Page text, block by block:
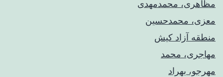
مظاهری، محمدمهدی
معزی، محمدحسین
منطقه آزاد کیش
مهاجری، محمد
مهرجو، بهراد